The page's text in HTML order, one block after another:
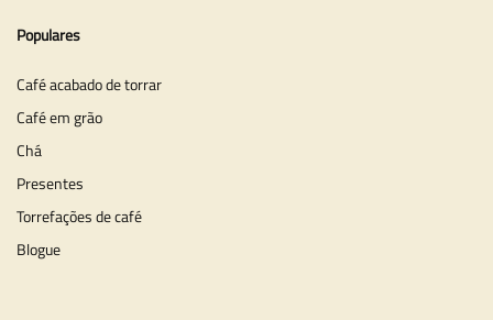
Populares
Café acabado de torrar
Café em grão
Chá
Presentes
Torrefações de café
Blogue